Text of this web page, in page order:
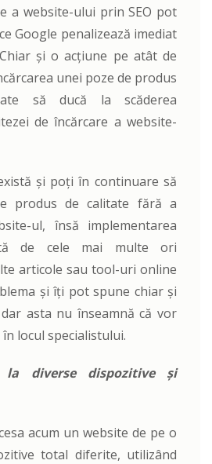
a website-ului prin SEO pot
Google penalizează imediat
și o acțiune pe atât de
unei poze de produs
să ducă la scăderea
de încărcare a website-
și poți în continuare să
produs de calitate fără a
ul, însă implementarea
de cele mai multe ori
articole sau tool-uri online
și îți pot spune chiar și
asta nu înseamnă că vor
locul specialistului.
la diverse dispozitive și
acum un website de pe o
total diferite, utilizând